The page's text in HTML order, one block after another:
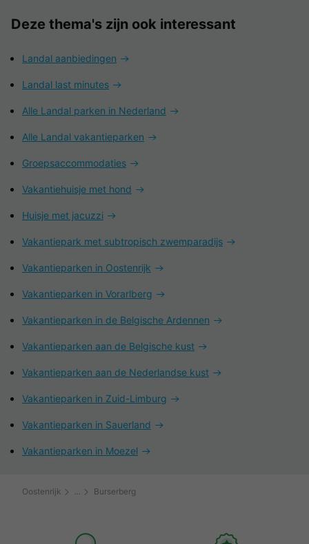
Deze thema's zijn ook interessant
Landal aanbiedingen
Landal last minutes
Alle Landal parken in Nederland
Alle Landal vakantieparken
Groepsaccommodaties
Vakantiehuisje met hond
Huisje met jacuzzi
Vakantiepark met subtropisch zwemparadijs
Vakantieparken in Oostenrijk
Vakantieparken in Vorarlberg
Vakantieparken in de Belgische Ardennen
Vakantieparken aan de Belgische kust
Vakantieparken aan de Nederlandse kust
Vakantieparken in Zuid-Limburg
Vakantieparken in Sauerland
Vakantieparken in Moezel
Oostenrijk Burserberg